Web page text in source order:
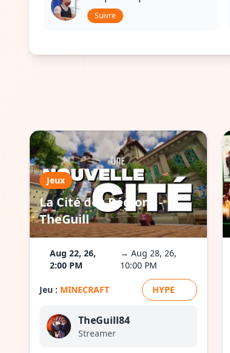
Suivre
Jeux
La Cité des Régions -
TheGuill
Aug 22, 26,
2:00 PM
→ Aug 28, 26,
10:00 PM
Jeu : MINECRAFT HYPE
TheGuill84
Streamer